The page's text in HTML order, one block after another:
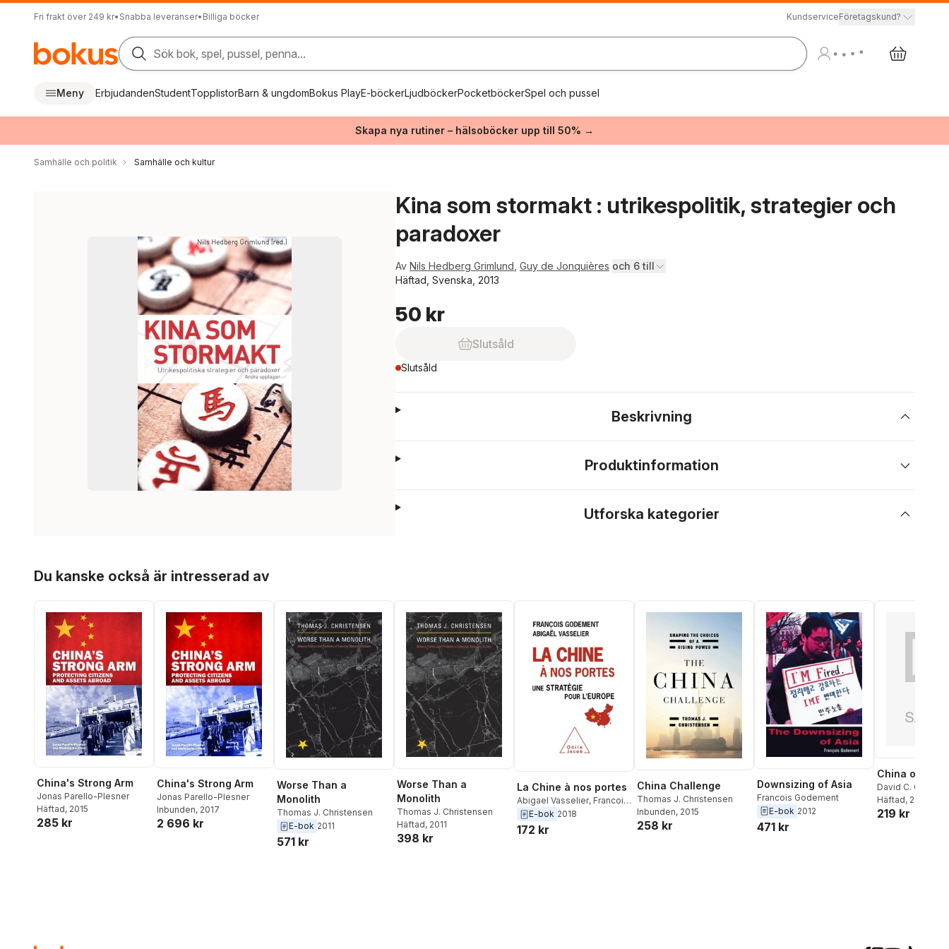
Fri frakt över 249 kr• Snabba leveranser• Billiga böcker KundserviceFöretagskund?
Sök bok, spel, pussel, penna...
Meny ErbjudandenStudentTopplistorBarn & ungdomBokus PlayE-böckerLjudböckerPocketböckerSpel och pussel
Skapa nya rutiner – hälsoböcker upp till 50% →
Samhälle och politik Samhälle och kultur
Kina som stormakt : utrikespolitik, strategier och
paradoxer
Av Nils Hedberg Grimlund Guy de Jonquières och 6 till
Häftad, Svenska, 2013
50 kr
Slutsåld
Slutsåld
Beskrivning
Produktinformation
Utforska kategorier
Du kanske också är intresserad av
China's Strong Arm
Jonas Parello-Plesner
Häftad, 2015
285 kr
China's Strong Arm
Jonas Parello-Plesner
Inbunden, 2017
2 696 kr
Worse Than a
Monolith
Thomas J. Christensen
E-bok 2011
571 kr
Worse Than a
Monolith
Thomas J. Christensen
Häftad, 2011
398 kr
La Chine à nos portes
Abigael Vasselier, Francois
Godement
E-bok 2018
172 kr
China Challenge
Thomas J. Christensen
Inbunden, 2015
258 kr
Downsizing of Asia
Francois Godement
E-bok 2012
471 kr
China on the
David C.
Godement
Medeiros
Häftad, 2005
219 kr